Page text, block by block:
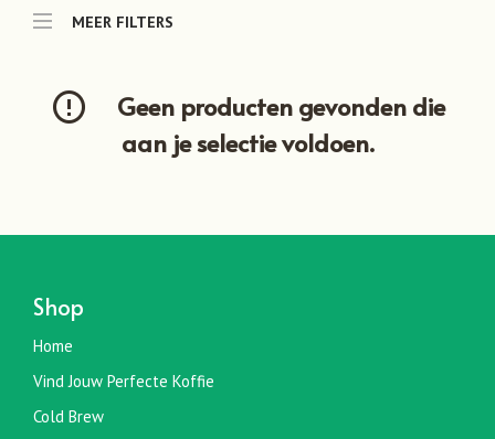
MEER FILTERS
Geen producten gevonden die
aan je selectie voldoen.
Shop
Home
Vind Jouw Perfecte Koffie
Cold Brew